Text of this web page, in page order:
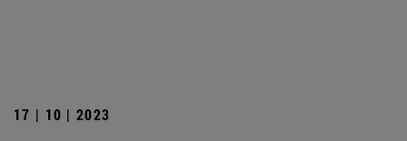
17 | 10 | 2023